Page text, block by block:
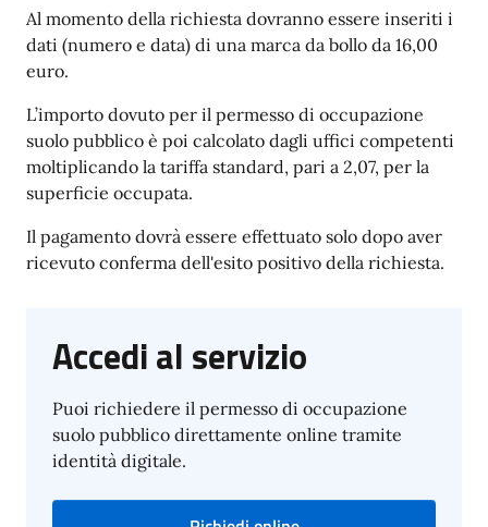
Al momento della richiesta dovranno essere inseriti i
dati (numero e data) di una marca da bollo da 16,00
euro.
L’importo dovuto per il permesso di occupazione
suolo pubblico è poi calcolato dagli uffici competenti
moltiplicando la tariffa standard, pari a 2,07, per la
superficie occupata.
Il pagamento dovrà essere effettuato solo dopo aver
ricevuto conferma dell'esito positivo della richiesta.
Accedi al servizio
Puoi richiedere il permesso di occupazione
suolo pubblico direttamente online tramite
identità digitale.